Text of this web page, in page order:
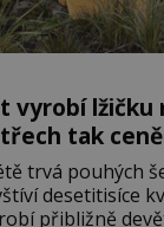
vyrobí lžičku
tak
trvá pouhých
desetitisíce
přibližně